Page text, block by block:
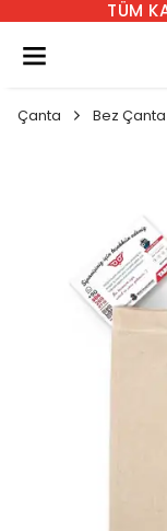
TÜM
Çanta Bez Çanta